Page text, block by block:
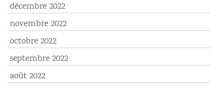
décembre 2022
novembre 2022
octobre 2022
septembre 2022
août 2022